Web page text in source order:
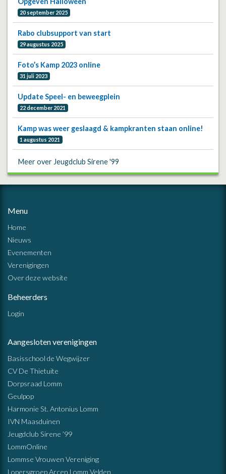
20 september 2025
Rabo clubsupport van start
29 augustus 2025
Foto’s Kamp 2023 online
31 juli 2023
Update Speel- en beweegplein
22 december 2021
Kamp was weer geslaagd & kampkranten staan online!
1 augustus 2021
Meer over Jeugdclub Sirene '99
Menu
Home
Nieuws
Evenementen
Verenigingen
Over deze website
Beheerders
Login
Aangesloten verenigingen
Basisschool de Wegwijzer
CV De Thietuite
Dorpsraad Lomm
Geulpop
Harmonie St. Antonius Lomm
IVN Maasduinen
Jeugdclub Sirene ’99
LommOnline
Lommse Vrouwen Vereniging
Lopersgroep Arcen Lomm Velden